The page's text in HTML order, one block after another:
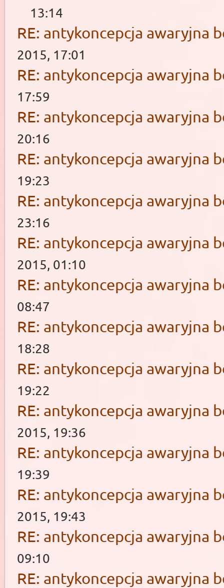
13:14
RE: antykoncepcja awaryjna
2015, 17:01
RE: antykoncepcja awaryjna
17:59
RE: antykoncepcja awaryjna
20:16
RE: antykoncepcja awaryjna
19:23
RE: antykoncepcja awaryjna
23:16
RE: antykoncepcja awaryjna
2015, 01:10
RE: antykoncepcja awaryjna
08:47
RE: antykoncepcja awaryjna
18:28
RE: antykoncepcja awaryjna
19:22
RE: antykoncepcja awaryjna
2015, 19:36
RE: antykoncepcja awaryjna
19:39
RE: antykoncepcja awaryjna
2015, 19:43
RE: antykoncepcja awaryjna
09:10
RE: antykoncepcja awaryjna